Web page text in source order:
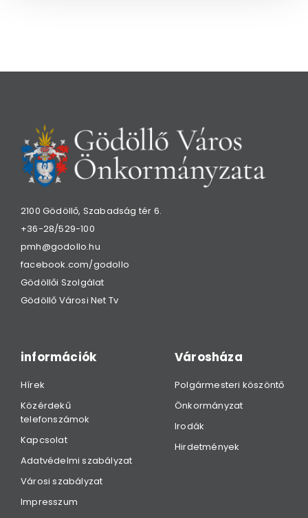
2100 Gödöllő, Szabadság tér 6.
+36-28/529-100
pmh@godollo.hu
facebook.com/godollo
Gödöllői Szolgálat
Gödöllő Városi Net Tv
információk
Hírek
Közérdekű
telefonszámok
Kapcsolat
Adatvédelmi szabályzat
Városi szabályzat
Impresszum
Városháza
Polgármesteri köszöntő
Önkormányzat
Irodák
Hirdetmények